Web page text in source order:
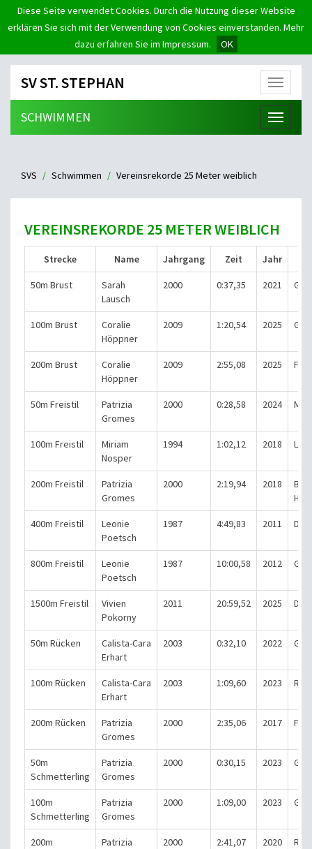
Diese Seite verwendet Cookies. Durch die Nutzung dieser Website
erklären Sie sich mit der Verwendung von Cookies einverstanden. Mehr
dazu erfahren Sie im Impressum.
OK
Menü
SV ST. STEPHAN
Menü
SCHWIMMEN
SVS Schwimmen Vereinsrekorde 25 Meter weiblich
VEREINSREKORDE 25 METER WEIBLICH
Strecke Name Jahrgang Zeit Jahr
50m Brust
Sarah
Lausch
2000 0:37,35 2021
100m Brust
Coralie
Höppner
2009 1:20,54 2025
200m Brust
Coralie
Höppner
2009 2:55,08 2025
50m Freistil
Patrizia
Gromes
2000 0:28,58 2024
100m Freistil
Miriam
Nosper
1994 1:02,12 2018
200m Freistil
Patrizia
Gromes
2000 2:19,94 2018
Bad-
400m Freistil
Leonie
Poetsch
1987 4:49,83 2011
800m Freistil
Leonie
Poetsch
1987 10:00,58 2012
1500m Freistil
Vivien
Pokorny
2011 20:59,52 2025
50m Rücken
Calista-Cara
Erhart
2003 0:32,10 2022
100m Rücken
Calista-Cara
Erhart
2003 1:09,60 2023
200m Rücken
Patrizia
Gromes
2000 2:35,06 2017
50m
Schmetterling
Patrizia
Gromes
2000 0:30,15 2023
100m
Schmetterling
Patrizia
Gromes
2000 1:09,00 2023
200m
Patrizia
2000 2:41,07 2020